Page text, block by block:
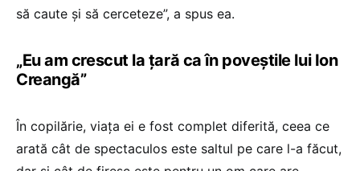
să caute și să cerceteze”, a spus ea.
„Eu am crescut la țară ca în poveștile lui Ion
Creangă”
În copilărie, viața ei e fost complet diferită, ceea ce
arată cât de spectaculos este saltul pe care l-a făcut,